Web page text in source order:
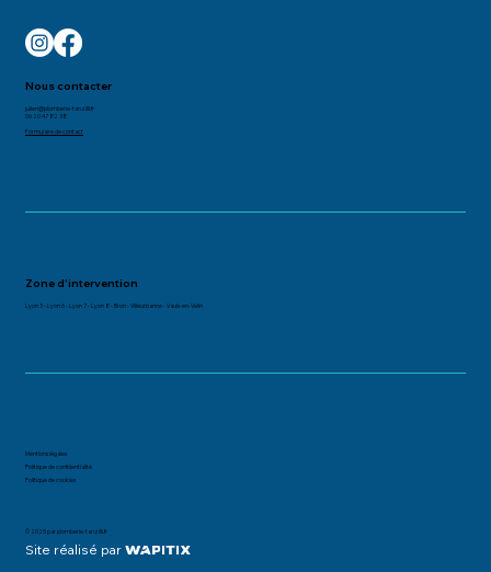
Nous contacter
julien@plomberie-tanzilli.fr
06 20 47 82 38
Formulaire de contact
Zone d'intervention
Lyon 3- Lyon 6- Lyon 7- Lyon 8- Bron- Villeurbanne - Vaulx-en-Velin
Mentions légales
Politique de confidentialité
Politique de cookies
© 2025 par plomberie-tanzilli.fr
Site réalisé par